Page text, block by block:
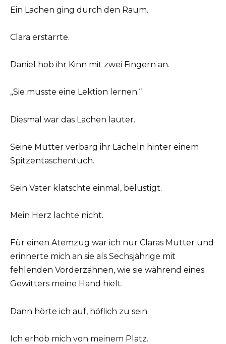
Ein Lachen ging durch den Raum.
Clara erstarrte.
Daniel hob ihr Kinn mit zwei Fingern an.
„Sie musste eine Lektion lernen.“
Diesmal war das Lachen lauter.
Seine Mutter verbarg ihr Lächeln hinter einem
Spitzentaschentuch.
Sein Vater klatschte einmal, belustigt.
Mein Herz lachte nicht.
Für einen Atemzug war ich nur Claras Mutter und
erinnerte mich an sie als Sechsjährige mit
fehlenden Vorderzähnen, wie sie während eines
Gewitters meine Hand hielt.
Dann hörte ich auf, höflich zu sein.
Ich erhob mich von meinem Platz.